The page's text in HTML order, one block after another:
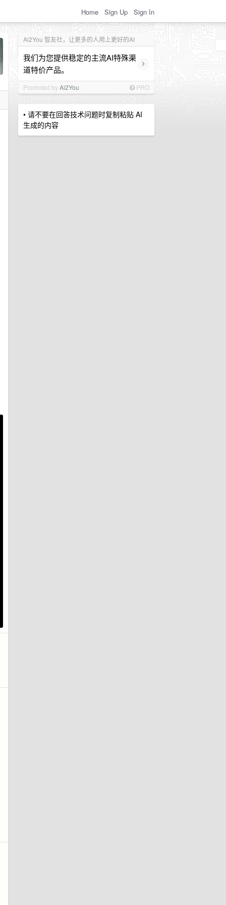
Home Sign Up Sign In
Ai2You 智友社，让更多的人用上更好的AI
我们为您提供稳定的主流AI特殊渠
道特价产品。
›
Promoted byAi2You PRO
• 请不要在回答技术问题时复制粘贴 AI
生成的内容